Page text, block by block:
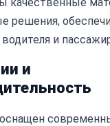
решения,
и
и